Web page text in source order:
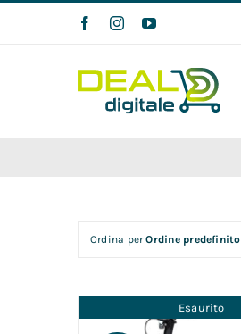
Ordina perOrdine predefinito
Esaurito